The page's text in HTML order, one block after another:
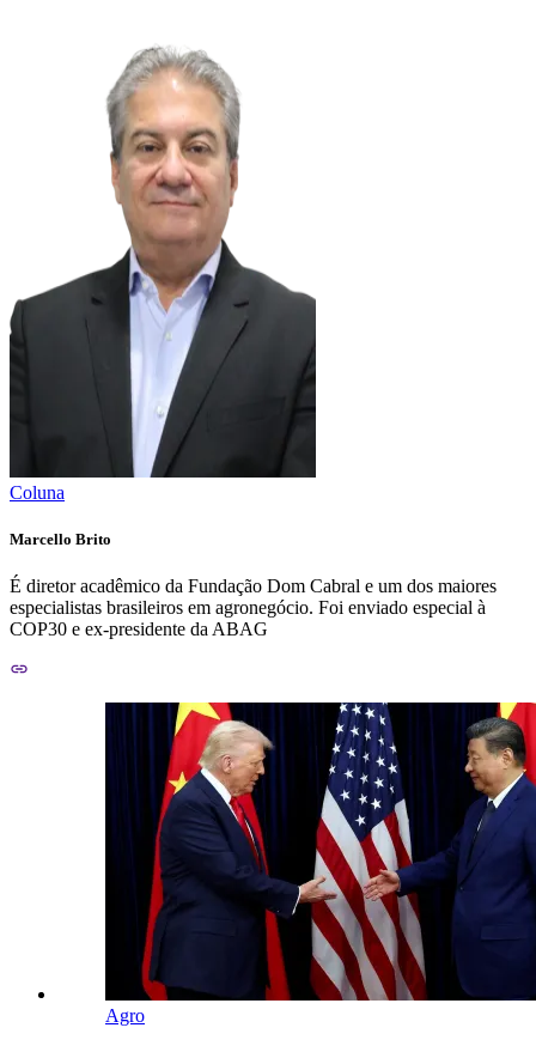
Coluna
Marcello Brito
É diretor acadêmico da Fundação Dom Cabral e um dos maiores
especialistas brasileiros em agronegócio. Foi enviado especial à
COP30 e ex-presidente da ABAG
Agro